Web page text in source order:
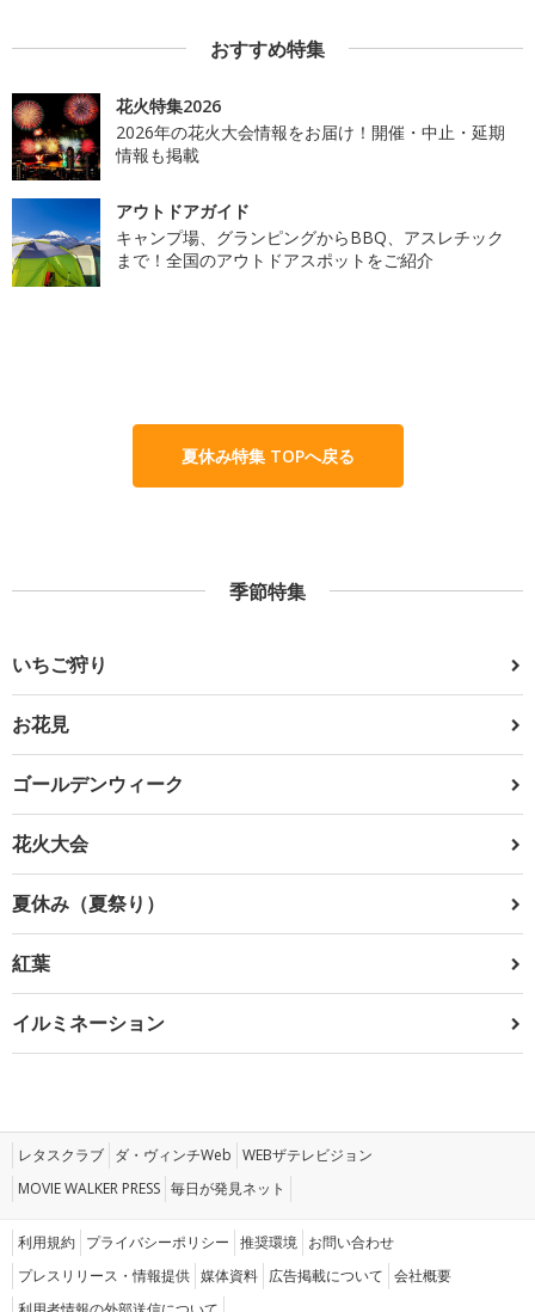
おすすめ特集
花火特集2026
2026年の花火大会情報をお届け！開催・中止・延期
情報も掲載
アウトドアガイド
キャンプ場、グランピングからBBQ、アスレチック
まで！全国のアウトドアスポットをご紹介
夏休み特集 TOPへ戻る
季節特集
いちご狩り
お花見
ゴールデンウィーク
花火大会
夏休み（夏祭り）
紅葉
イルミネーション
レタスクラブ ダ・ヴィンチWeb WEBザテレビジョン
MOVIE WALKER PRESS 毎日が発見ネット
利用規約 プライバシーポリシー 推奨環境 お問い合わせ
プレスリリース・情報提供 媒体資料 広告掲載について 会社概要